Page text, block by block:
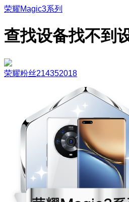
荣耀Magic3系列
查找设备找不到
荣耀粉丝214352018